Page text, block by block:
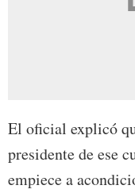
El oficial explicó
presidente de ese
empiece a